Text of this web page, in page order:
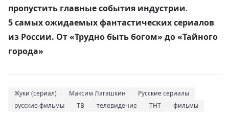
пропустить главные события индустрии.
5 самых ожидаемых фантастических сериалов
из России. От «Трудно быть богом» до «Тайного
города»
Жуки (сериал) Максим Лагашкин
Русские сериалы
русские фильмы
ТВ телевидение ТНТ фильмы